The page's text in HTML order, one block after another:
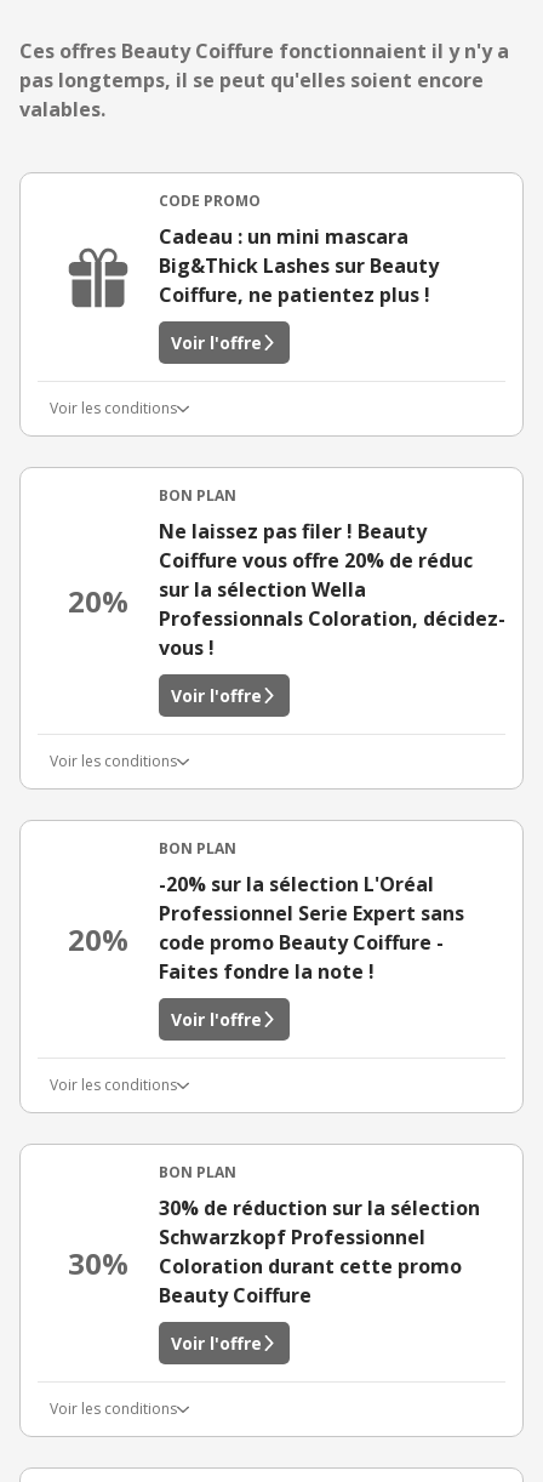
Ces offres Beauty Coiffure fonctionnaient il y n'y a
pas longtemps, il se peut qu'elles soient encore
valables.
CODE PROMO
Cadeau : un mini mascara
Big&Thick Lashes sur Beauty
Coiffure, ne patientez plus !
Voir l'offre
Voir les conditions
20%
BON PLAN
Ne laissez pas filer ! Beauty
Coiffure vous offre 20% de réduc
sur la sélection Wella
Professionnals Coloration, décidez-
vous !
Voir l'offre
Voir les conditions
20%
BON PLAN
-20% sur la sélection L'Oréal
Professionnel Serie Expert sans
code promo Beauty Coiffure -
Faites fondre la note !
Voir l'offre
Voir les conditions
30%
BON PLAN
30% de réduction sur la sélection
Schwarzkopf Professionnel
Coloration durant cette promo
Beauty Coiffure
Voir l'offre
Voir les conditions